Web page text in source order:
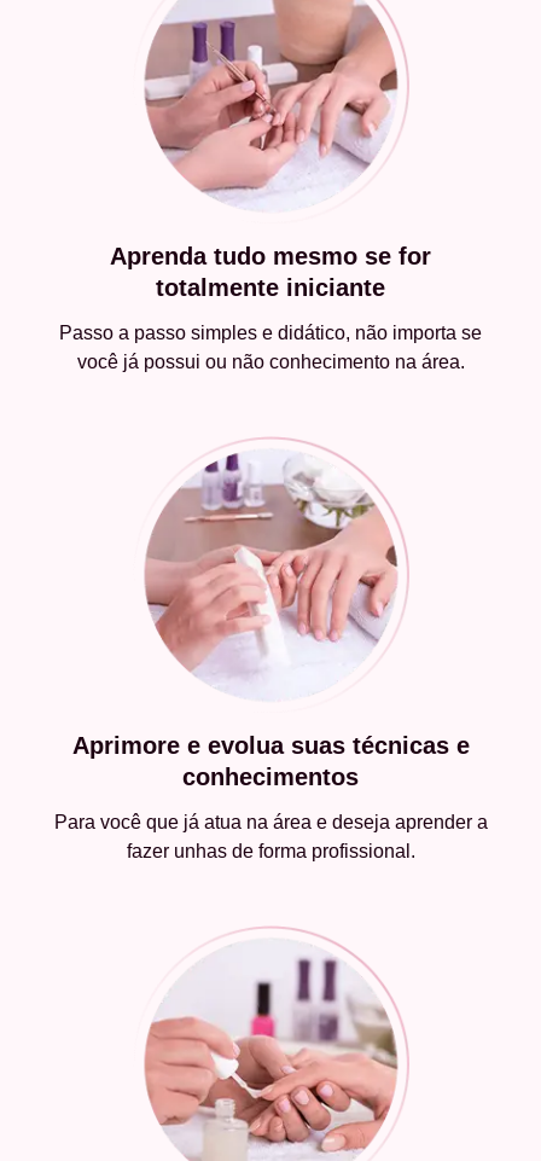
Aprenda tudo mesmo se for
totalmente iniciante
Passo a passo simples e didático, não importa se
você já possui ou não conhecimento na área.
Aprimore e evolua suas técnicas e
conhecimentos
Para você que já atua na área e deseja aprender a
fazer unhas de forma profissional.